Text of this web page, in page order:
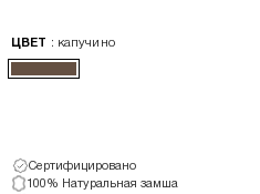
ЦВЕТ : капучино
Сертифицировано
100% Натуральная замша